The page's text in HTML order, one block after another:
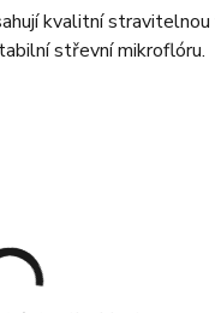
kvalitní
střevní mikroflóru.